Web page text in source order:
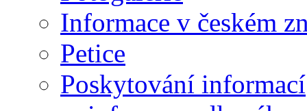
Informace v českém
Petice
Poskytování informací